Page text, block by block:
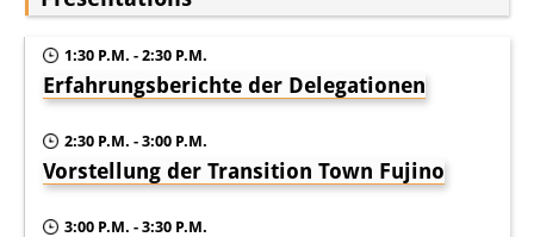
Previous Research Foci
Events
Events Overview
DIJ Forum
DIJ Study Group
1:30 P.M. - 2:30 P.M.
Erfahrungsberichte der Delegationen
2:30 P.M. - 3:00 P.M.
Vorstellung der Transition Town Fujino
3:00 P.M. - 3:30 P.M.